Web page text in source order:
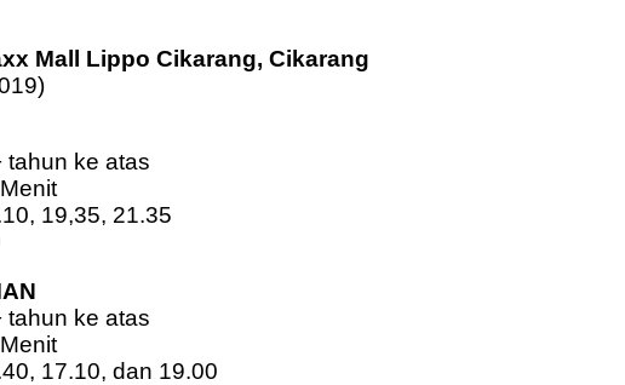
Mall Lippo Cikarang, Cikarang
tahun ke atas
19,35, 21.35
tahun ke atas
17.10, dan 19.00